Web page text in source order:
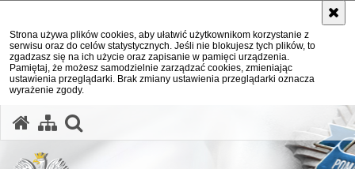
Strona używa plików cookies, aby ułatwić użytkownikom korzystanie z
serwisu oraz do celów statystycznych. Jeśli nie blokujesz tych plików, to
zgadzasz się na ich użycie oraz zapisanie w pamięci urządzenia.
Pamiętaj, że możesz samodzielnie zarządzać cookies, zmieniając
ustawienia przeglądarki. Brak zmiany ustawienia przeglądarki oznacza
wyrażenie zgody.